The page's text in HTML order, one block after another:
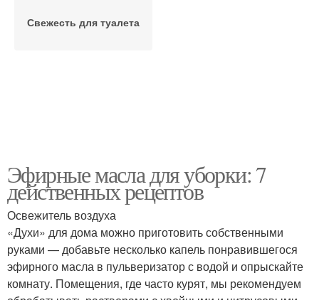
Свежесть для туалета
Эфирные масла для уборки: 7
действенных рецептов
Освежитель воздуха
«Духи» для дома можно приготовить собственными
руками — добавьте несколько капель понравившегося
эфирного масла в пульверизатор с водой и опрыскайте
комнату. Помещения, где часто курят, мы рекомендуем